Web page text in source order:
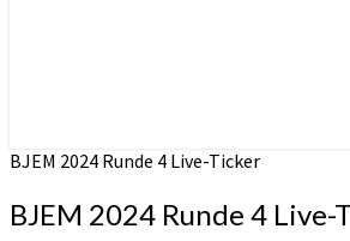
BJEM 2024 Runde 4 Live-Ticker
BJEM 2024 Runde 4 Live-